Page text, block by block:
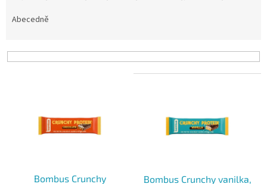
p
Abecedně
Bombus Crunchy
Bombus Crunchy vanilka,